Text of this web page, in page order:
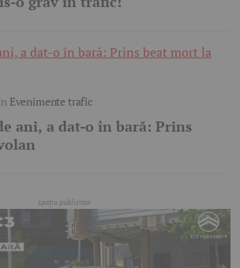
Evenimente trafic
ani, a dat-o în bară: Prins